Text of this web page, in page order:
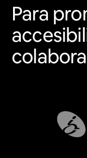
Para